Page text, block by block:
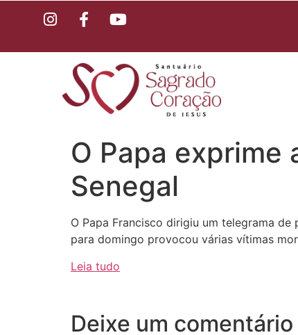
O Papa exprime
Senegal
O Papa Francisco dirigiu um telegrama
para domingo provocou várias vítimas
Leia tudo
Deixe um comentário